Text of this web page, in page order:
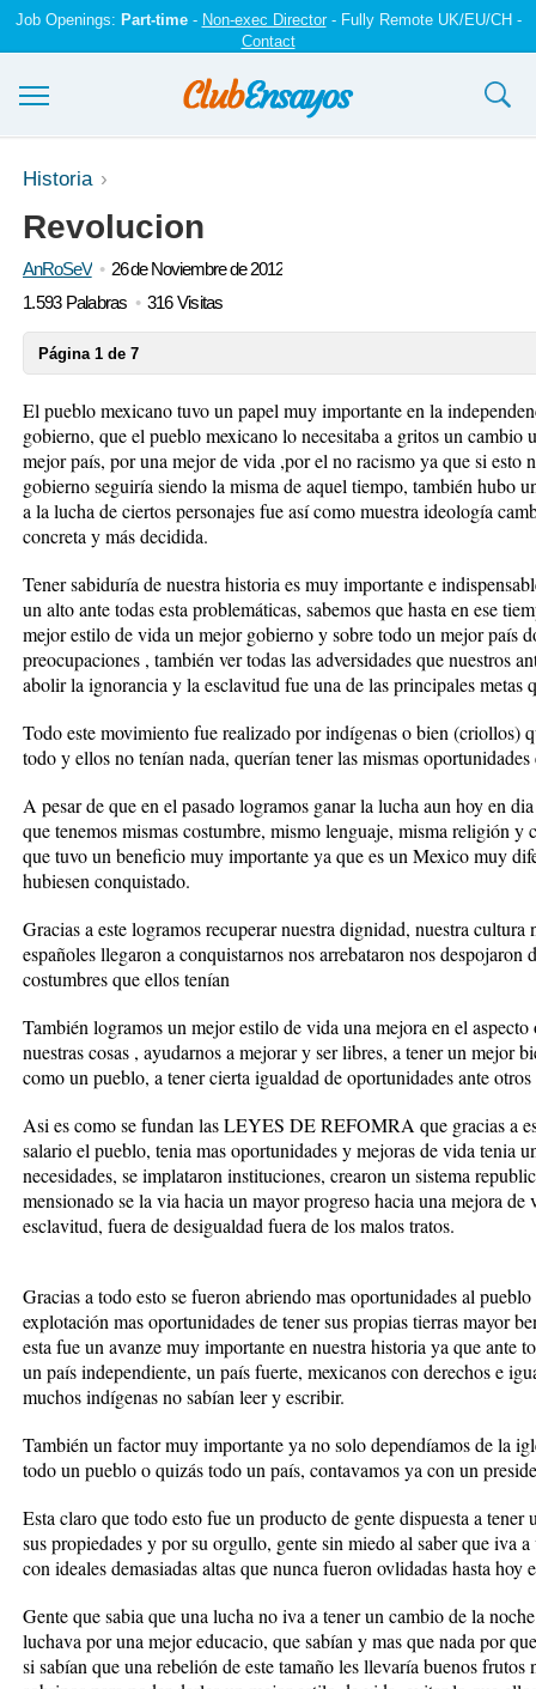
Job Openings: Part-time- Non-exec Director- Fully Remote UK/EU/CH -
Contact
Ensayos y trabajos
Registrarse
Iniciar sesión
Historia
Revolucion
AnRoSeV
26 de Noviembre de 2012
1.593 Palabras
316 Visitas
Página 1 de 7
El pueblo mexicano tuvo un papel muy importante en la
gobierno, que el pueblo mexicano lo necesitaba a gritos un
mejor país, por una mejor de vida ,por el no racismo ya que si esto
gobierno seguiría siendo la misma de aquel tiempo, también hubo
a la lucha de ciertos personajes fue así como muestra ideología
concreta y más decidida.
Tener sabiduría de nuestra historia es muy importante e
un alto ante todas esta problemáticas, sabemos que hasta en ese
mejor estilo de vida un mejor gobierno y sobre todo un mejor país
preocupaciones , también ver todas las adversidades que nuestros
abolir la ignorancia y la esclavitud fue una de las principales metas
Todo este movimiento fue realizado por indígenas o bien (criollos)
todo y ellos no tenían nada, querían tener las mismas
A pesar de que en el pasado logramos ganar la lucha aun hoy en
que tenemos mismas costumbre, mismo lenguaje, misma religión y
que tuvo un beneficio muy importante ya que es un Mexico muy
hubiesen conquistado.
Gracias a este logramos recuperar nuestra dignidad, nuestra
españoles llegaron a conquistarnos nos arrebataron nos despojaron
costumbres que ellos tenían
También logramos un mejor estilo de vida una mejora en el
nuestras cosas , ayudarnos a mejorar y ser libres, a tener un mejor
como un pueblo, a tener cierta igualdad de oportunidades ante
Asi es como se fundan las LEYES DE REFOMRA que gracias a
salario el pueblo, tenia mas oportunidades y mejoras de vida tenia
necesidades, se implataron instituciones, crearon un sistema
mensionado se la via hacia un mayor progreso hacia una mejora
esclavitud, fuera de desigualdad fuera de los malos tratos.
Gracias a todo esto se fueron abriendo mas oportunidades al
explotación mas oportunidades de tener sus propias tierras mayor
esta fue un avanze muy importante en nuestra historia ya que ante
un país independiente, un país fuerte, mexicanos con derechos e
muchos indígenas no sabían leer y escribir.
También un factor muy importante ya no solo dependíamos de la
todo un pueblo o quizás todo un país, contavamos ya con un
Esta claro que todo esto fue un producto de gente dispuesta a
sus propiedades y por su orgullo, gente sin miedo al saber que iva
con ideales demasiadas altas que nunca fueron ovlidadas hasta hoy
Gente que sabia que una lucha no iva a tener un cambio de la
luchava por una mejor educacio, que sabían y mas que nada por
si sabían que una rebelión de este tamaño les llevaría buenos